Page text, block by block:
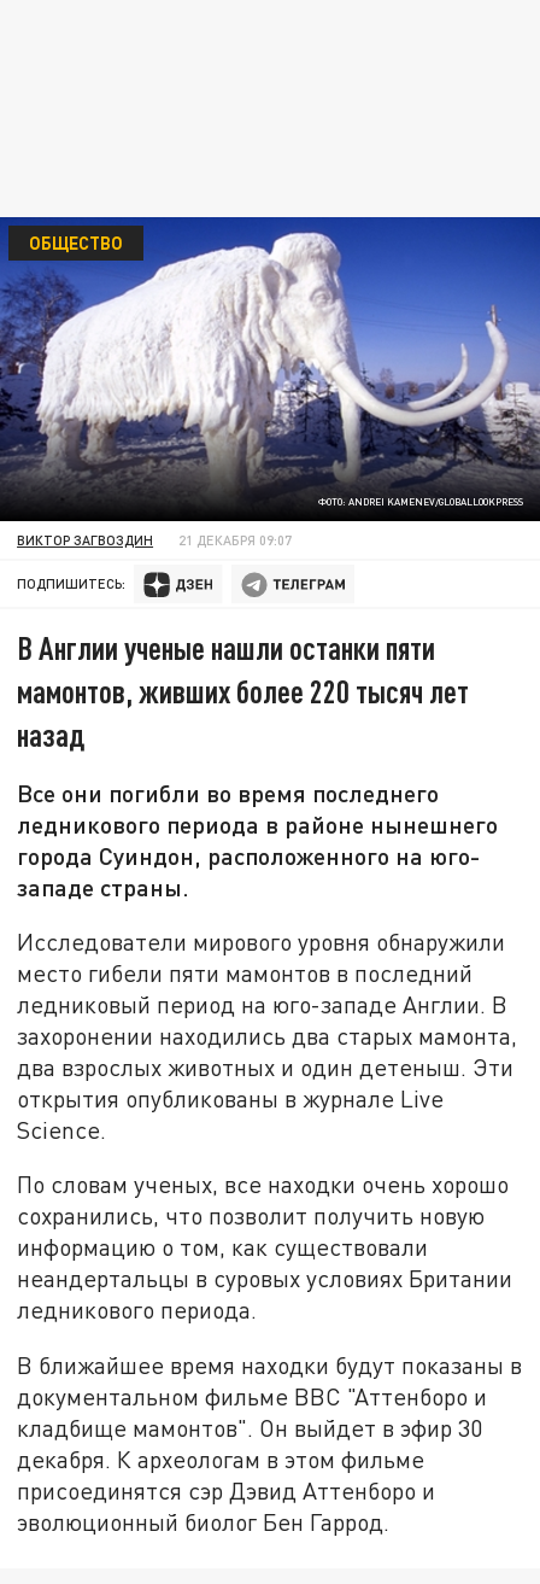
ФОТО: ANDREI KAMENEV/GLOBALLOOKPRESS
ОБЩЕСТВО
ВИКТОР ЗАГВОЗДИН 21 ДЕКАБРЯ 09:07
ПОДПИШИТЕСЬ:
В Англии ученые нашли останки пяти
мамонтов, живших более 220 тысяч лет
назад
Все они погибли во время последнего
ледникового периода в районе нынешнего
города Суиндон, расположенного на юго-
западе страны.
Исследователи мирового уровня обнаружили
место гибели пяти мамонтов в последний
ледниковый период на юго-западе Англии. В
захоронении находились два старых мамонта,
два взрослых животных и один детеныш. Эти
открытия опубликованы в журнале Live
Science.
По словам ученых, все находки очень хорошо
сохранились, что позволит получить новую
информацию о том, как существовали
неандертальцы в суровых условиях Британии
ледникового периода.
В ближайшее время находки будут показаны в
документальном фильме ВВС "Аттенборо и
кладбище мамонтов". Он выйдет в эфир 30
декабря. К археологам в этом фильме
присоединятся сэр Дэвид Аттенборо и
эволюционный биолог Бен Гаррод.